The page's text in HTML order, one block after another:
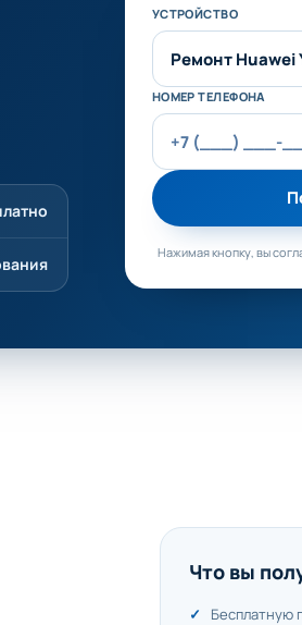
Не заполняйте это
УСТРОЙСТВО
НОМЕР ТЕЛЕФОНА
Нажимая кнопку, вы
Что вы
Бесплатную